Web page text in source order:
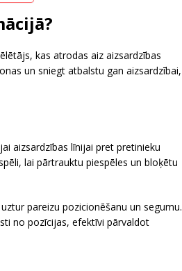
kas atrodas aiz aizsardzības
un sniegt atbalstu gan aizsardzībai,
aizsardzības līnijai pret pretinieku
lai pārtrauktu piespēles un bloķētu
pareizu pozicionēšanu un segumu.
no pozīcijas, efektīvi pārvaldot